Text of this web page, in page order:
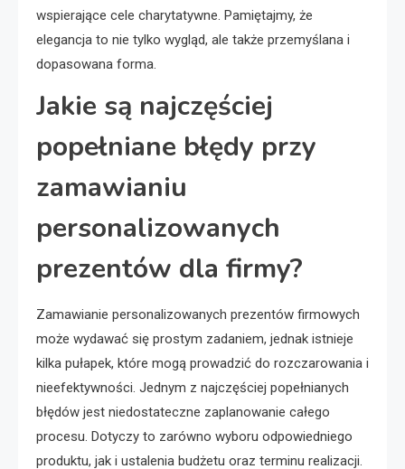
wspierające cele charytatywne. Pamiętajmy, że
elegancja to nie tylko wygląd, ale także przemyślana i
dopasowana forma.
Jakie są najczęściej
popełniane błędy przy
zamawianiu
personalizowanych
prezentów dla firmy?
Zamawianie personalizowanych prezentów firmowych
może wydawać się prostym zadaniem, jednak istnieje
kilka pułapek, które mogą prowadzić do rozczarowania i
nieefektywności. Jednym z najczęściej popełnianych
błędów jest niedostateczne zaplanowanie całego
procesu. Dotyczy to zarówno wyboru odpowiedniego
produktu, jak i ustalenia budżetu oraz terminu realizacji.